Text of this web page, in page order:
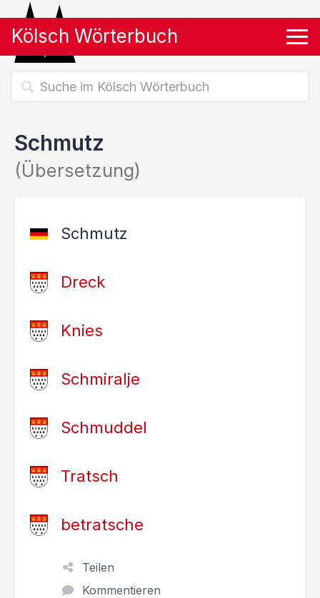
Kölsch Wörterbuch
Schmutz
(Übersetzung)
Schmutz
Dreck
Knies
Schmiralje
Schmuddel
Tratsch
betratsche
Teilen
Kommentieren